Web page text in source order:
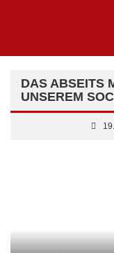
DAS ABSEITS
UNSEREM